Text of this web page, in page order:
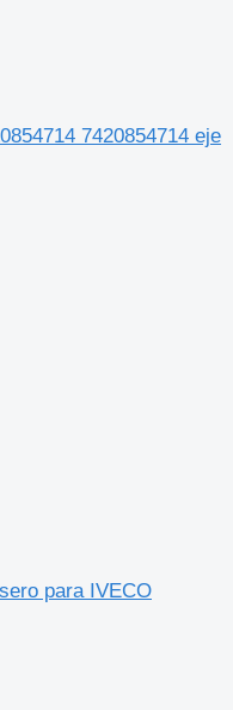
7420854714 eje
para IVECO